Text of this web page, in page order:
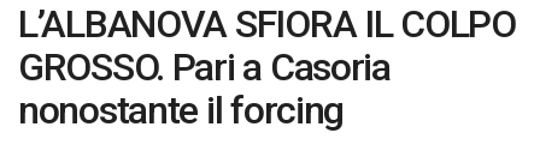
L’ALBANOVA SFIORA IL COLPO
GROSSO. Pari a Casoria
nonostante il forcing